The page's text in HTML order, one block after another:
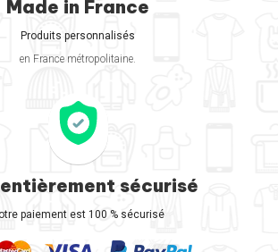
Made in France
Produits personnalisés
en France métropolitaine.
sécurisé
paiement est 100 % sécurisé